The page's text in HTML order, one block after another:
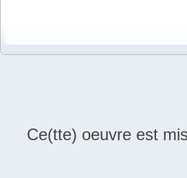
Ce(tte) oeuvre est